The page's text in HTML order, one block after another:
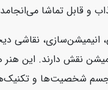
و قابل تماشا
نقش دارند. این
شخصیت‌ها و